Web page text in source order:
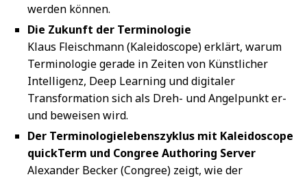
werden können.
Die Zukunft der Terminologie
Klaus Fleischmann (Kaleidoscope) erklärt, warum
Terminologie gerade in Zeiten von Künstlicher
Intelligenz, Deep Learning und digitaler
Transformation sich als Dreh- und Angelpunkt er-
und beweisen wird.
Der Terminologielebenszyklus mit Kaleidoscope
quickTerm und Congree Authoring Server
Alexander Becker (Congree) zeigt, wie der